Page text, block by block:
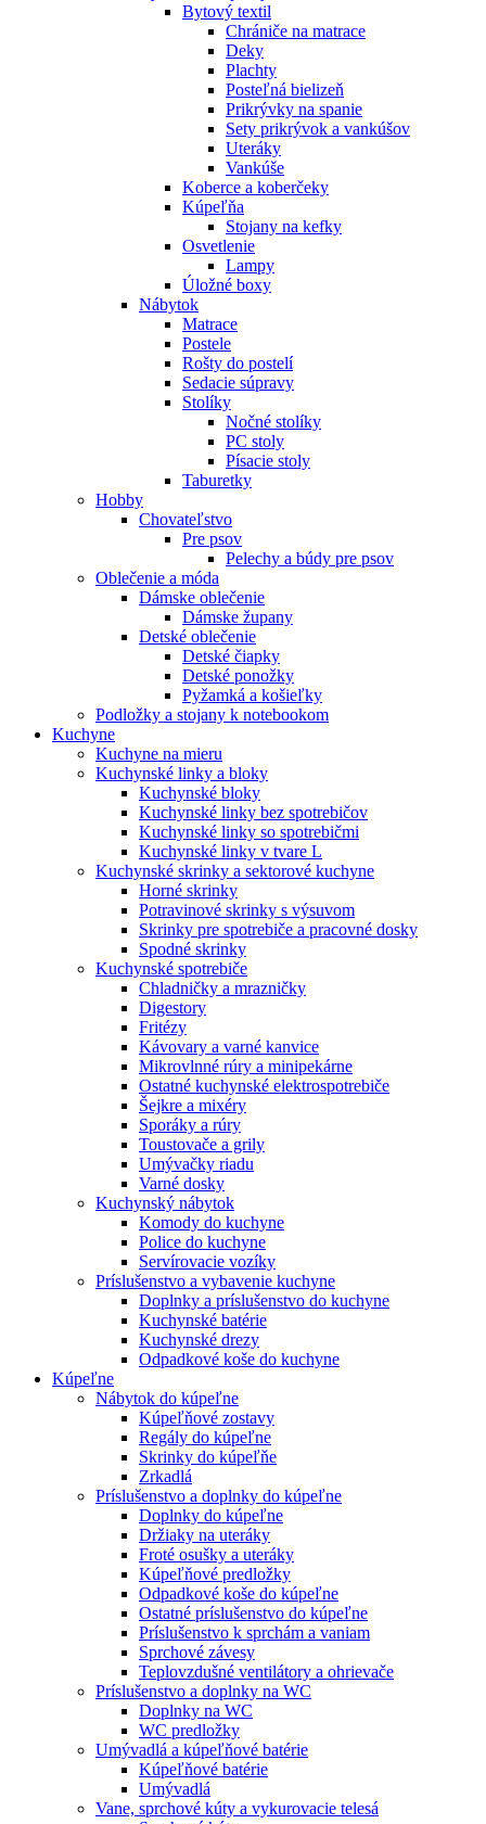
Bytový textil
Chrániče na matrace
Deky
Plachty
Posteľná bielizeň
Prikrývky na spanie
Sety prikrývok a vankúšov
Uteráky
Vankúše
Koberce a koberčeky
Kúpeľňa
Stojany na kefky
Osvetlenie
Lampy
Úložné boxy
Nábytok
Matrace
Postele
Rošty do postelí
Sedacie súpravy
Stolíky
Nočné stolíky
PC stoly
Písacie stoly
Taburetky
Hobby
Chovateľstvo
Pre psov
Pelechy a búdy pre psov
Oblečenie a móda
Dámske oblečenie
Dámske župany
Detské oblečenie
Detské čiapky
Detské ponožky
Pyžamká a košieľky
Podložky a stojany k notebookom
Kuchyne
Kuchyne na mieru
Kuchynské linky a bloky
Kuchynské bloky
Kuchynské linky bez spotrebičov
Kuchynské linky so spotrebičmi
Kuchynské linky v tvare L
Kuchynské skrinky a sektorové kuchyne
Horné skrinky
Potravinové skrinky s výsuvom
Skrinky pre spotrebiče a pracovné dosky
Spodné skrinky
Kuchynské spotrebiče
Chladničky a mrazničky
Digestory
Fritézy
Kávovary a varné kanvice
Mikrovlnné rúry a minipekárne
Ostatné kuchynské elektrospotrebiče
Šejkre a mixéry
Sporáky a rúry
Toustovače a grily
Umývačky riadu
Varné dosky
Kuchynský nábytok
Komody do kuchyne
Police do kuchyne
Servírovacie vozíky
Príslušenstvo a vybavenie kuchyne
Doplnky a príslušenstvo do kuchyne
Kuchynské batérie
Kuchynské drezy
Odpadkové koše do kuchyne
Kúpeľne
Nábytok do kúpeľne
Kúpeľňové zostavy
Regály do kúpeľne
Skrinky do kúpeľňe
Zrkadlá
Príslušenstvo a doplnky do kúpeľne
Doplnky do kúpeľne
Držiaky na uteráky
Froté osušky a uteráky
Kúpeľňové predložky
Odpadkové koše do kúpeľne
Ostatné príslušenstvo do kúpeľne
Príslušenstvo k sprchám a vaniam
Sprchové závesy
Teplovzdušné ventilátory a ohrievače
Príslušenstvo a doplnky na WC
Doplnky na WC
WC predložky
Umývadlá a kúpeľňové batérie
Kúpeľňové batérie
Umývadlá
Vane, sprchové kúty a vykurovacie telesá